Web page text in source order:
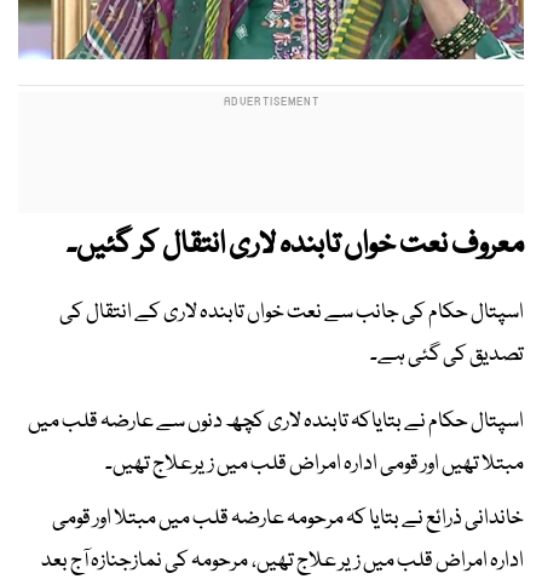
معروف نعت خواں تابندہ لاری انتقال کر گئیں۔
اسپتال حکام کی جانب سے نعت خواں تابندہ لاری کے انتقال کی
تصدیق کی گئی ہے۔
اسپتال حکام نے بتایاکہ تابندہ لاری کچھ دنوں سے عارضہ قلب میں
مبتلا تھیں اور قومی ادارہ امراض قلب میں زیرعلاج تھیں۔
خاندانی ذرائع نے بتایا کہ مرحومہ عارضہ قلب میں مبتلا اور قومی
ادارہ امراض قلب میں زیر علاج تھیں، مرحومہ کی نمازجنازہ آج بعد